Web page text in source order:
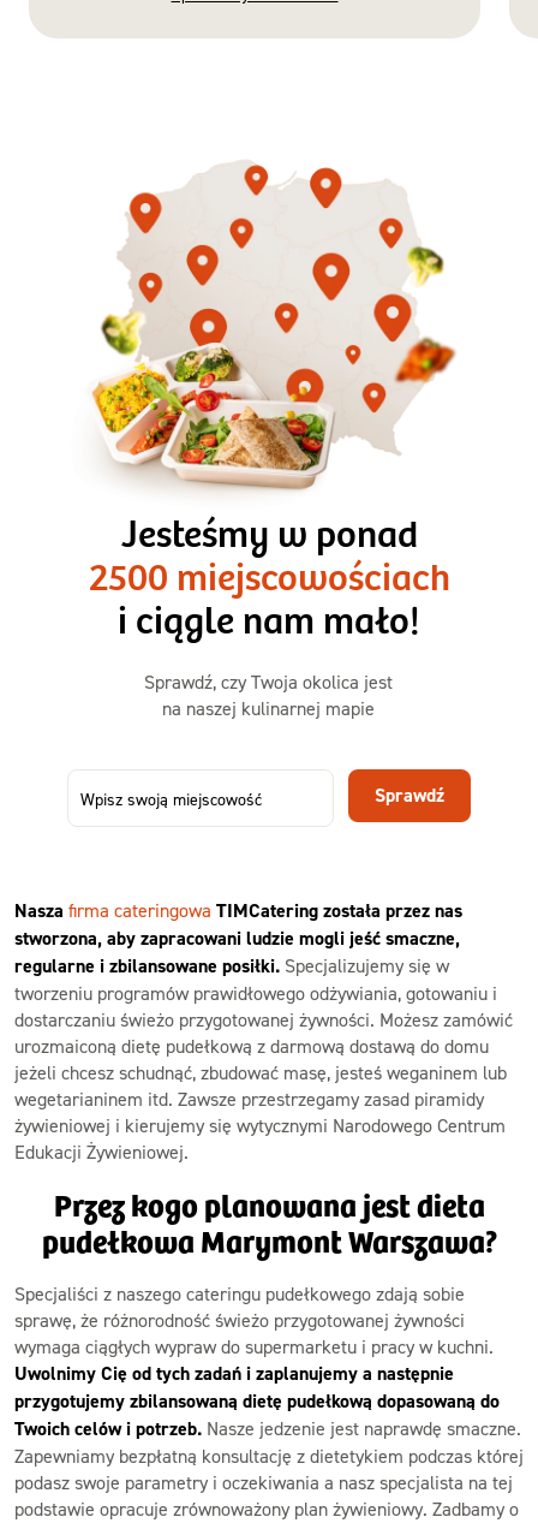
3 razy TAK
1500kcal - 2250kcal
3 sycące posiłki o większej objętości. Mniej dań,
ta sama wygoda!
50,31 zł
73,99
-32%
Menu
Jesteśmy w ponad
2500 miejscowościach
i ciągle nam mało!
Sprawdź, czy Twoja okolica jest
na naszej kulinarnej mapie
Sprawdź
Nasza firma cateringowa TIMCatering została przez nas
stworzona, aby zapracowani ludzie mogli jeść smaczne,
regularne i zbilansowane posiłki. Specjalizujemy się w
tworzeniu programów prawidłowego odżywiania, gotowaniu i
dostarczaniu świeżo przygotowanej żywności. Możesz zamówić
urozmaiconą dietę pudełkową z darmową dostawą do domu
jeżeli chcesz schudnąć, zbudować masę, jesteś weganinem lub
wegetarianinem itd. Zawsze przestrzegamy zasad piramidy
żywieniowej i kierujemy się wytycznymi Narodowego Centrum
Edukacji Żywieniowej.
Przez kogo planowana jest dieta
pudełkowa Marymont Warszawa?
Specjaliści z naszego cateringu pudełkowego zdają sobie
sprawę, że różnorodność świeżo przygotowanej żywności
wymaga ciągłych wypraw do supermarketu i pracy w kuchni.
Uwolnimy Cię od tych zadań i zaplanujemy a następnie
przygotujemy zbilansowaną dietę pudełkową dopasowaną do
Twoich celów i potrzeb. Nasze jedzenie jest naprawdę smaczne.
Zapewniamy bezpłatną konsultację z dietetykiem podczas której
podasz swoje parametry i oczekiwania a nasz specjalista na tej
podstawie opracuje zrównoważony plan żywieniowy. Zadbamy o